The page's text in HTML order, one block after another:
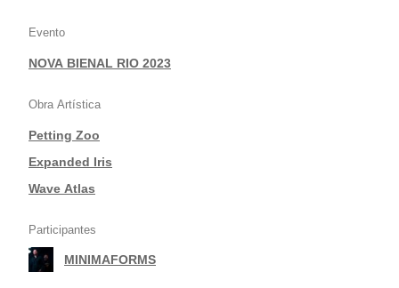
ESPANHA
Evento
NOVA BIENAL RIO 2023
Obra Artística
Petting Zoo
|Expanded Iris
|Wave Atlas
Participantes
MINIMAFORMS